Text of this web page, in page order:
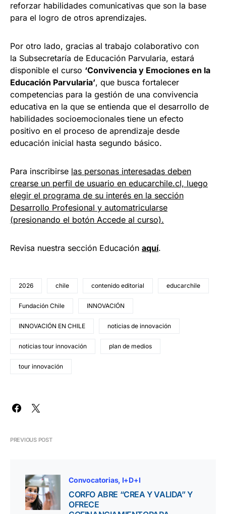
reforzar habilidades comunicativas que son la base
para el logro de otros aprendizajes.
Por otro lado, gracias al trabajo colaborativo con
la Subsecretaría de Educación Parvularia, estará
disponible el curso ‘Convivencia y Emociones en la
Educación Parvularia’, que busca fortalecer
competencias para la gestión de una convivencia
educativa en la que se entienda que el desarrollo de
habilidades socioemocionales tiene un efecto
positivo en el proceso de aprendizaje desde
educación inicial hasta segundo básico.
Para inscribirse las personas interesadas deben
crearse un perfil de usuario en educarchile.cl, luego
elegir el programa de su interés en la sección
Desarrollo Profesional y automatricularse
(presionando el botón Accede al curso).
Revisa nuestra sección Educación aquí.
2026 chile contenido editorial educarchile
Fundación Chile INNOVACIÓN
INNOVACIÓN EN CHILE noticias de innovación
noticias tour innovación plan de medios
tour innovación
PREVIOUS POST
Convocatorias I+D+I
CORFO ABRE “CREA Y VALIDA” Y
OFRECE